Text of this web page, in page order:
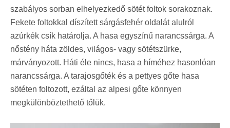
szabályos sorban elhelyezkedő sötét foltok sorakoznak.
Fekete foltokkal díszített sárgásfehér oldalát alulról
azúrkék csík határolja. A hasa egyszínű narancssárga. A
nőstény háta zöldes, világos- vagy sötétszürke,
márványozott. Háti éle nincs, hasa a híméhez hasonlóan
narancssárga. A tarajosgőték és a pettyes gőte hasa
sötéten foltozott, ezáltal az alpesi gőte könnyen
megkülönböztethető tőlük.